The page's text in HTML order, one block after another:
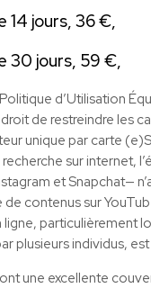
14 jours, 36 €,
30 jours, 59 €,
d’Utilisation
de restreindre les
unique par carte
sur internet,
et Snapchat—
contenus sur
particulièrement
plusieurs individus,
une excellente